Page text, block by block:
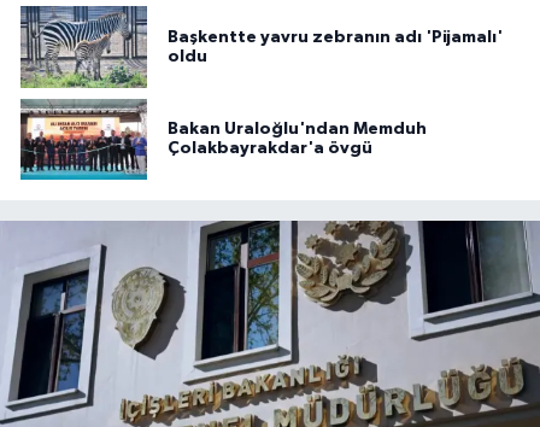
Başkentte yavru zebranın adı 'Pijamalı'
oldu
Bakan Uraloğlu'ndan Memduh
Çolakbayrakdar'a övgü